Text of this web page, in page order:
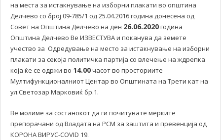
на места за истакнување на изборни плакати во општина
Делчево со број 09-785/1 од 25.04.2016 година донесена од
Совет на Општина Делчево на ден 26.06.2020година
Општина Делчево Ве ИЗВЕСТУВА и поканува да земете
учество за Одредување на место за истакнување на изборни
плакати за секоја политичка партија со влечење на ждрепка
која ќе се одржи во 14.00часот во просториите
Мултифункционалниот Центар во Општината на Трети кат на
ул.Светозар Марковиќ бр.1.
Ве молиме за состанокот да ги почитувате мерките
препорачани од Владата на РСМ за заштита и превенција од
КОРОНА ВИРУС-COVID 19.